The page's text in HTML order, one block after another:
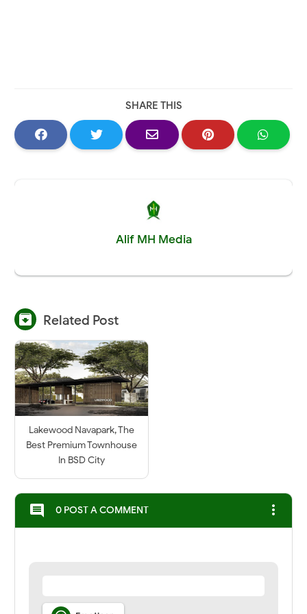
SHARE THIS
Alif MH Media
 Related Post
Lakewood Navapark, The
Best Premium Townhouse
In BSD City
comment 0 POST A COMMENT more_vert